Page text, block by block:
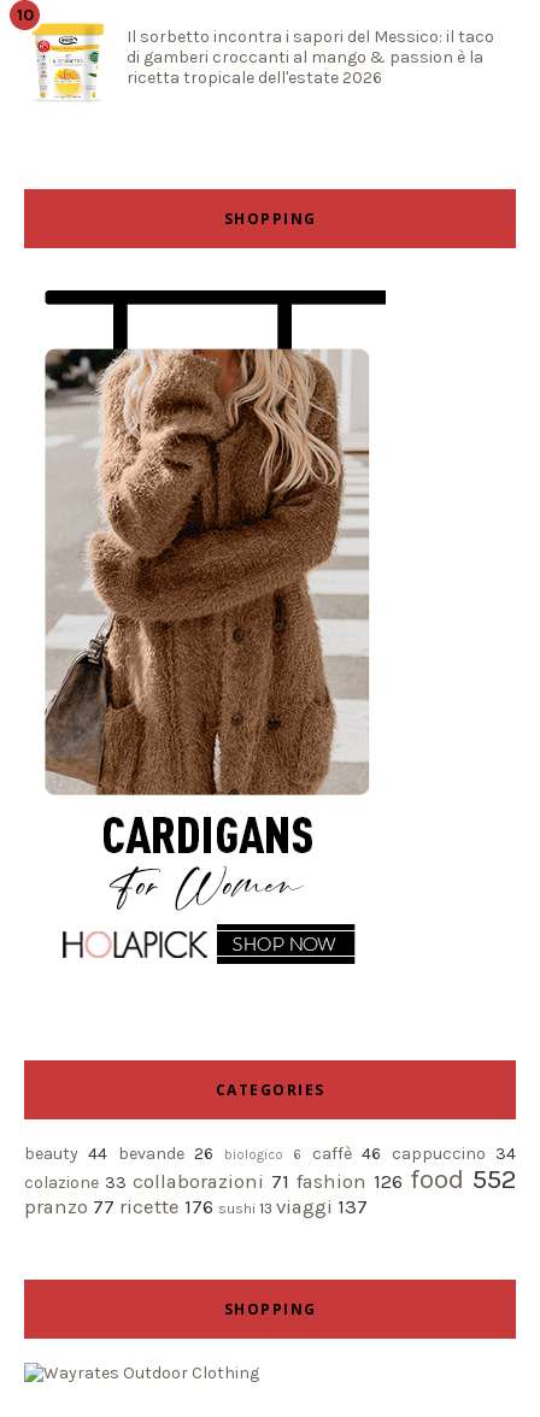
Il sorbetto incontra i sapori del Messico: il taco
di gamberi croccanti al mango & passion è la
ricetta tropicale dell'estate 2026
SHOPPING
CATEGORIES
beauty 44 bevande 26 biologico 6 caffè 46 cappuccino 34
colazione 33 collaborazioni 71 fashion 126 food 552
pranzo 77 ricette 176 sushi 13 viaggi 137
SHOPPING